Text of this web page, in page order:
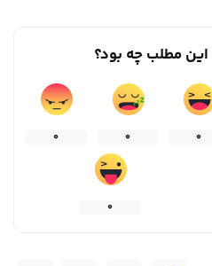
مطلب چه بود؟
0
0
0
0